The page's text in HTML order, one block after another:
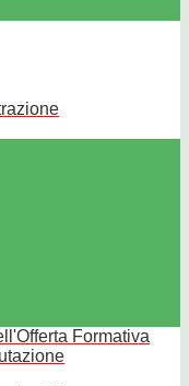
Formativa